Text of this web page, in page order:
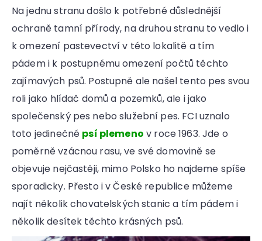
Na jednu stranu došlo k potřebné důslednější
ochraně tamní přírody, na druhou stranu to vedlo i
k omezení pastevectví v této lokalitě a tím
pádem i k postupnému omezení počtů těchto
zajímavých psů. Postupně ale našel tento pes svou
roli jako hlídač domů a pozemků, ale i jako
společenský pes nebo služební pes. FCI uznalo
toto jedinečné psí plemeno v roce 1963. Jde o
poměrně vzácnou rasu, ve své domovině se
objevuje nejčastěji, mimo Polsko ho najdeme spíše
sporadicky. Přesto i v České republice můžeme
najít několik chovatelských stanic a tím pádem i
několik desítek těchto krásných psů.